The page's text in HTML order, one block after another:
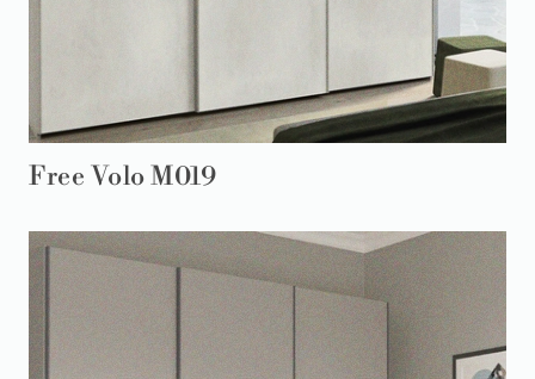
Free Volo M019